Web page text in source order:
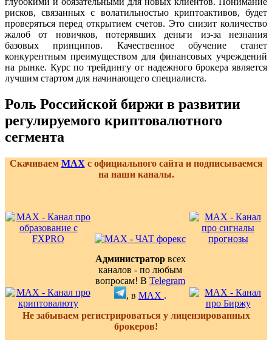
рисков, связанных с волатильностью криптоактивов, будет
проверяться перед открытием счетов. Это снизит количество
жалоб от новичков, потерявших деньги из-за незнания
базовых принципов. Качественное обучение станет
конкурентным преимуществом для финансовых учреждений
на рынке. Курс по трейдингу от надежного брокера является
лучшим стартом для начинающего специалиста.
Роль Российской биржи в развитии
регулируемого криптовалютного
сегмента
Скачиваем MAX с официального сайта и подписываемся
на наши каналы.
Администраторвсех
каналов - по любым
вопросам! В Telegram
, в MAX .
Не забываем регистрироваться у лицензированных
брокеров!